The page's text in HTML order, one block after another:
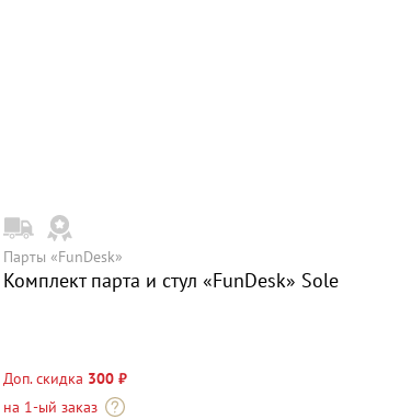
Парты «FunDesk»
Комплект парта и стул «FunDesk» Sole
Доп. скидка 300 ₽
на 1-ый заказ